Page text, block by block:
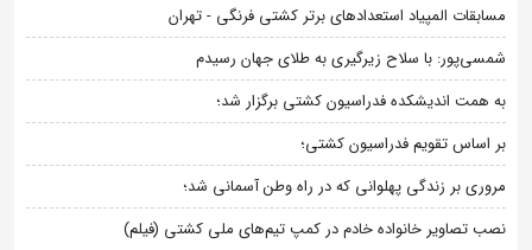
مسابقات المپیاد استعدادهای برتر کشتی فرنگی - تهران
شمسی‌پور: با سلاح زیرگیری به طلای جهان رسیدم
به همت اندیشکده فدراسیون کشتی برگزار شد؛
بر اساس تقویم فدراسیون کشتی؛
مروری بر زندگی پهلوانی که در راه وطن آسمانی شد؛
نصب تصاویر خانواده خادم در کمپ تیم‌های ملی کشتی (فیلم)